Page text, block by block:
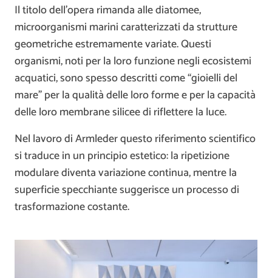
Il titolo dell’opera rimanda alle diatomee,
microorganismi marini caratterizzati da strutture
geometriche estremamente variate. Questi
organismi, noti per la loro funzione negli ecosistemi
acquatici, sono spesso descritti come “gioielli del
mare” per la qualità delle loro forme e per la capacità
delle loro membrane silicee di riflettere la luce.
Nel lavoro di Armleder questo riferimento scientifico
si traduce in un principio estetico: la ripetizione
modulare diventa variazione continua, mentre la
superficie specchiante suggerisce un processo di
trasformazione costante.